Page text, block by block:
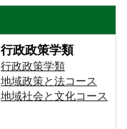
行政政策学類
行政政策学類
地域政策と法コース
地域社会と文化コース